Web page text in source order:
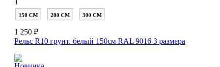
1
150 СМ 200 СМ 300 СМ
1 250 ₽
Рельс R10 грунт. белый 150см RAL 9016 3 размера